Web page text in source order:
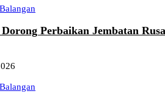
Perbaikan Jembatan